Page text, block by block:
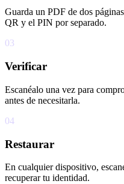
Guarda un PDF de dos
QR y el PIN por separado.
03
Verificar
Escanéalo una vez para
antes de necesitarla.
04
Restaurar
En cualquier dispositivo,
recuperar tu identidad.